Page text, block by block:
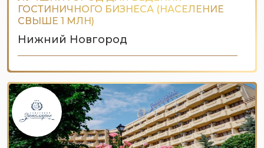
ГОСТИНИЧНОГО БИЗНЕСА (НАСЕЛЕНИЕ
СВЫШЕ 1 МЛН)
Нижний Новгород